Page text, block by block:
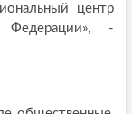
центр
Федерации», -